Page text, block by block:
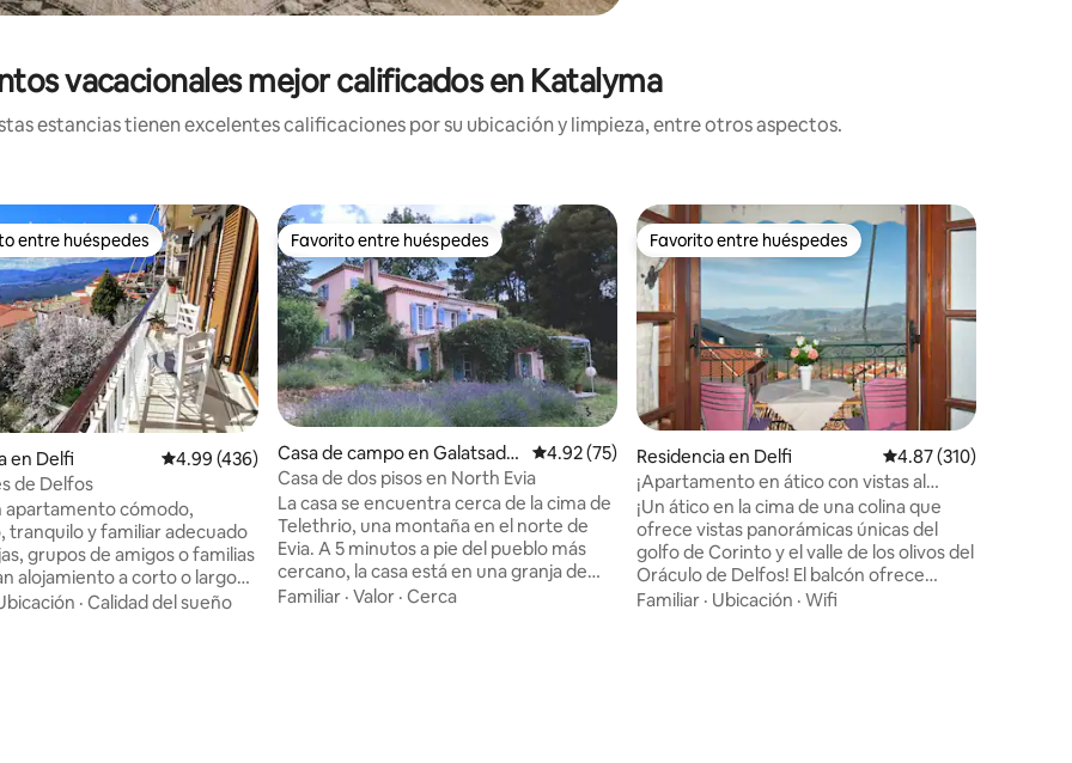
vacacionales mejor calificados en Katalyma
estancias tienen excelentes calificaciones por su ubicación y limpieza, entre otros aspectos.
de 5; 214 evaluaciones
en Favorito entre huéspedes
entre huéspedes
en Delfi Calificación promedio: 4.99 de 5; 436 evaluaciones
4.99 (436)
de Delfos
apartamento cómodo,
tranquilo y familiar adecuado
grupos de amigos o familias
alojamiento a corto o largo
construido en una ubicación
· Calidad del sueño
Favorito entre huéspedes
Favorito entre huéspedes
Casa de campo en Galatsade
s
Calificación promedio: 4.92 de 5; 75 evaluaciones
4.92 (75)
Casa de dos pisos en North Evia
La casa se encuentra cerca de la cima de
Telethrio, una montaña en el norte de
Evia. A 5 minutos a pie del pueblo más
cercano, la casa está en una granja de
lavanda, rodeada por el bosque. Con una
Familiar · Valor · Cerca
Favorito entre huéspedes
Favorito entre huéspedes
Residencia en Delfi Calificación promedio:
4.87 (310)
¡Apartamento en ático con vistas al
oráculo con respiración!
¡Un ático en la cima de una colina que
ofrece vistas panorámicas únicas del
golfo de Corinto y el valle de los olivos del
Oráculo de Delfos! El balcón ofrece
algunas de las mejores vistas de Delfos,
Familiar · Ubicación · Wifi